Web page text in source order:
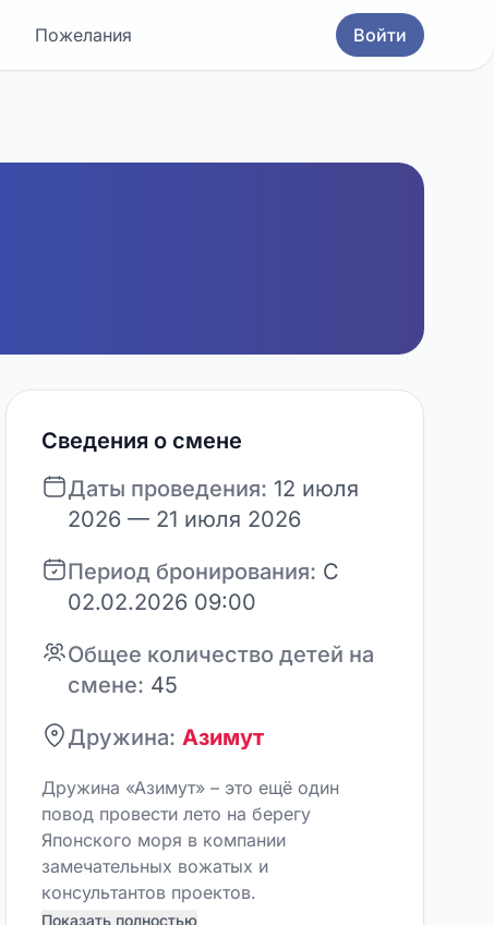
Пожелания Войти
Сведения о смене
Даты проведения: 12 июля
2026 — 21 июля 2026
Период бронирования: С
02.02.2026 09:00
Общее количество детей на
смене: 45
Дружина: Азимут
Дружина «Азимут» – это ещё один
повод провести лето на берегу
Японского моря в компании
замечательных вожатых и
консультантов проектов.
Показать полностью